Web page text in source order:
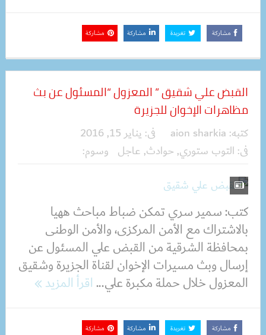
مشاركة تغريدة مشاركة مشاركة
القبض علي شقيق ” المعزول “المسئول عن بث
مظاهرات الإخوان للجزيرة
كتبه: aion sharkia فى: يناير 15, 2016
فى: التوب ستوري, حوادث, عاجل وسوم:
كتب: سمير سري تمكن ضباط مباحث ههيا
بالاشتراك مع الأمن المركزى، والأمن الوطنى
بمحافظة الشرقية من القبض علي المسئول عن
إرسال وبث مسيرات الإخوان لقناة الجزيرة وشقيق
المعزول خلال حملة مكبرة علي...اقرأ المزيد
مشاركة تغريدة مشاركة مشاركة